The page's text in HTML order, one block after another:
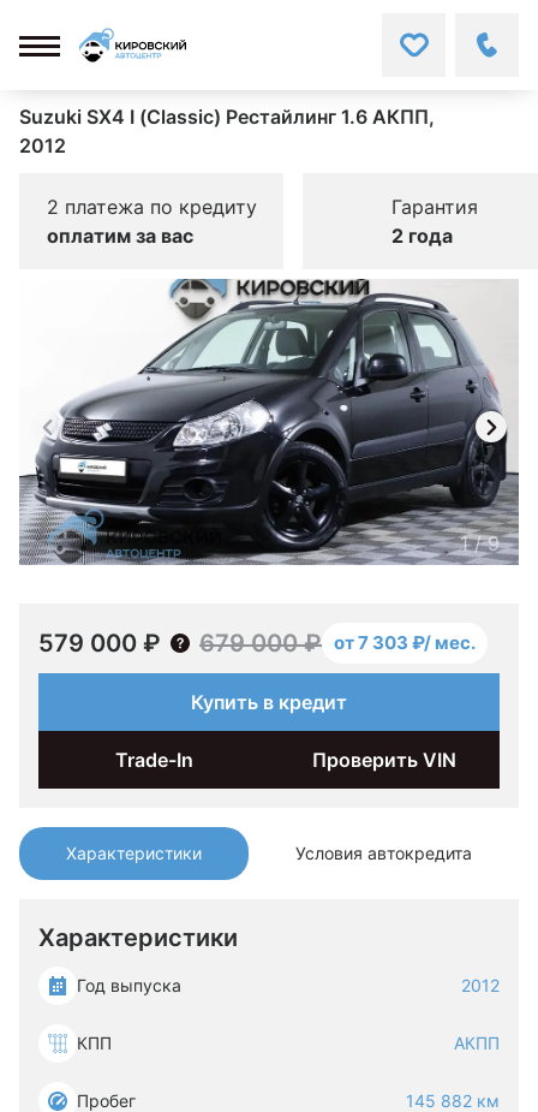
Suzuki SX4 I (Classic) Рестайлинг 1.6 АКПП,
2012
2 платежа по кредиту
оплатим за вас
Гарантия
2 года
Характеристики Условия автокредита
Характеристики
Год выпуска 2012
КПП АКПП
Пробег 145 882 км
1/9
579 000 ₽ 679 000 ₽ от 7 303 ₽/ мес.
Купить в кредит
Trade-In Проверить VIN